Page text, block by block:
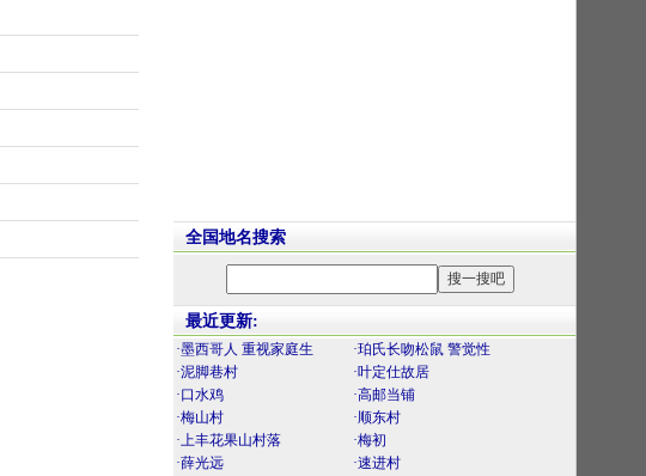
全国地名搜索
最近更新:
·墨西哥人 重视家庭生
·珀氏长吻松鼠 警觉性
·泥脚巷村
·叶定仕故居
·口水鸡
·高邮当铺
·梅山村
·顺东村
·上丰花果山村落
·梅初
·薛光远
·速进村